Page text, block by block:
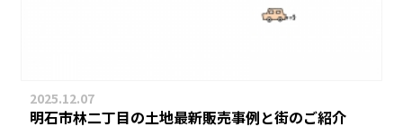
2025.12.07
明石市林二丁目の土地最新販売事例と街のご紹介